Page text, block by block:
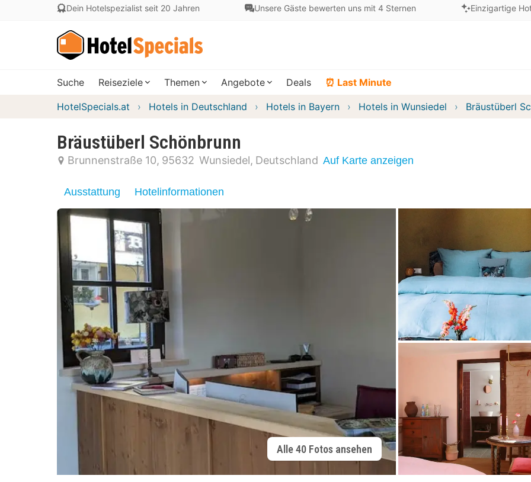
Dein Hotelspezialist seit 20 Jahren Unsere Gäste bewerten uns mit 4 Sternen Einzigartige
Suche Reiseziele Themen Angebote Deals ⏰ Last Minute
HotelSpecials.at Hotels in Deutschland Hotels in Bayern Hotels in Wunsiedel Bräustüberl
Bräustüberl Schönbrunn
Brunnenstraße 10 95632 Wunsiedel Deutschland Auf Karte anzeigen
Ausstattung Hotelinformationen
Alle 40 Fotos ansehen